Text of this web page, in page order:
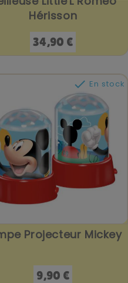
Hérisson
Prix
34,90 €
 En stock
Projecteur Mickey
Prix
9,90 €